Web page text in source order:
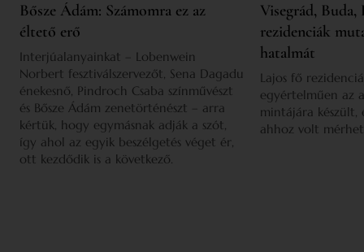
Bősze Ádám: Számomra ez az
éltető erő
Interjúalanyainkat – Lobenwein
Norbert fesztiválszervezőt, Sena Dagadu
énekesnő, Pindroch Csaba színművészt
és Bősze Ádám zenetörténészt – arra
kértük, hogy egymásnak adják a szót,
így ahol az egyik beszélgetés véget ér,
ott kezdődik is a következő.
Visegrád,
rezidenciák
hatalmát
Lajos fő
egyértelműen az
mintájára készült,
ahhoz volt